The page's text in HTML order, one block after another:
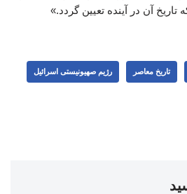
آن در آینده تعیین گردد.»
تاریخ معاصر رژیم صهیونیستی اسرائیل